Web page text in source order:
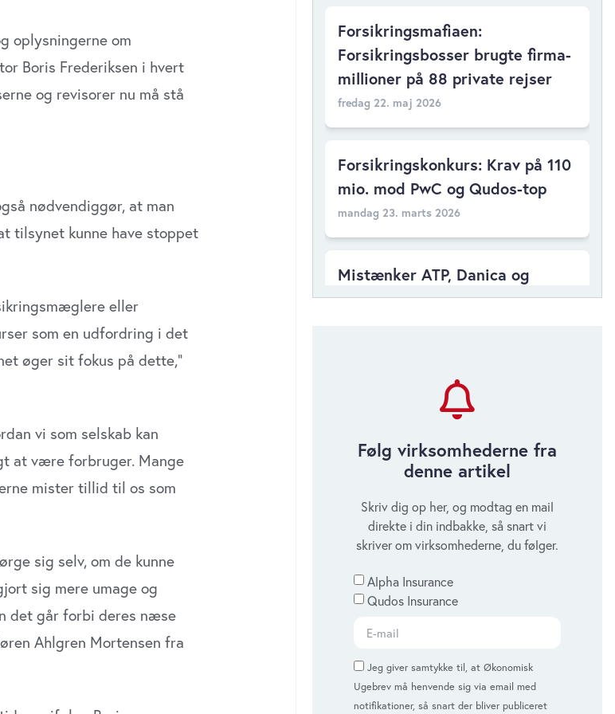
oplysningerne om
Boris Frederiksen i hvert
og revisorer nu må stå
nødvendiggør, at man
tilsynet kunne have stoppet
eller
som en udfordring i det
øger sit fokus på dette,”
vi som selskab kan
at være forbruger. Mange
mister tillid til os som
sig selv, om de kunne
sig mere umage og
det går forbi deres næse
Ahlgren Mortensen fra
Forsikringsmafiaen:
Forsikringsbosser brugte firma-
millioner på 88 private rejser
fredag 22. maj 2026
Forsikringskonkurs: Krav på 110
mio. mod PwC og Qudos-top
mandag 23. marts 2026
Mistænker ATP, Danica og
PensionDanmark for mio-snyd
Fjerde forsikringskonkurs på vej
onsdag 05. november 2025
S-ministre tavse om kriseramt
forsikringsselskab: Beskytter
onsdag 30. april 2025
tilsyn i kaosramt
forsikringsselskab
Følg virksomhederne fra
denne artikel
Skriv dig op her, og modtag en mail
direkte i din indbakke, så snart vi
skriver om virksomhederne, du følger.
Alpha Insurance
Qudos Insurance
Jeg giver samtykke til, at Økonomisk
Ugebrev må henvende sig via email med
notifikationer, så snart der bliver publiceret